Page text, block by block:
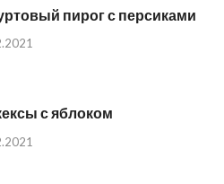
пирог с персиками
с яблоком